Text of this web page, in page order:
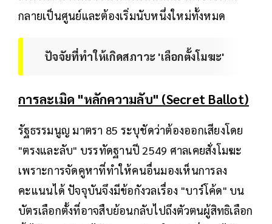
กลายเป็นศูนย์และต้องเริ่มนับหนึ่งใหม่ทั้งหมด
ปัจจัยที่ทำให้เกิดสภาวะ 'เลือกตั้งโมฆะ'
การละเมิด "หลักความลับ" (Secret Ballot)
รัฐธรรมนูญ มาตรา 85 ระบุชัดว่าต้องออกเสียงโดย
"ตรงและลับ" บรรทัดฐานปี 2549 ศาลเคยสั่งโมฆะ
เพราะการจัดคูหาที่ทำให้คนอื่นมองเห็นการลง
คะแนนได้ ปัจจุบันจึงมีข้อกังวลเรื่อง "บาร์โค้ด" บน
บัตรเลือกตั้งที่อาจสืบย้อนกลับไปถึงตัวตนผู้สิทธิเลือก